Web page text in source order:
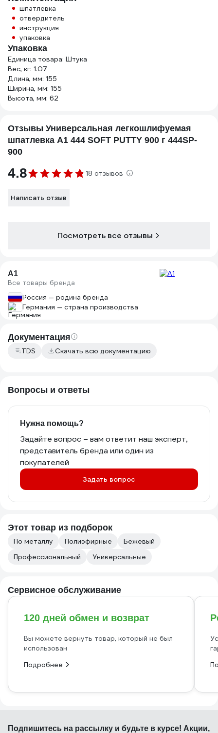
шпатлевка
отвердитель
инструкция
упаковка
Упаковка
Единица товара: Штука
Вес, кг: 1.07
Длина, мм: 155
Ширина, мм: 155
Высота, мм: 62
Отзывы Универсальная легкошлифуемая
шпатлевка A1 444 SOFT PUTTY 900 г 444SP-
900
4.8 18 отзывов
Написать отзыв
Посмотреть все отзывы
A1
Все товары бренда
Россия — родина бренда
Германия — страна производства
Документация
TDS Скачать всю документацию
Вопросы и ответы
Нужна помощь?
Задайте вопрос – вам ответит наш эксперт,
представитель бренда или один из
покупателей
Задать вопрос
Этот товар из подборок
По металлу Полиэфирные
Бежевый
Профессиональный
Универсальные
Сервисное обслуживание
120 дней обмен и возврат
Вы можете вернуть товар, который не был
использован
Подробнее
Подпишитесь на рассылку и будьте в курсе! Акции,